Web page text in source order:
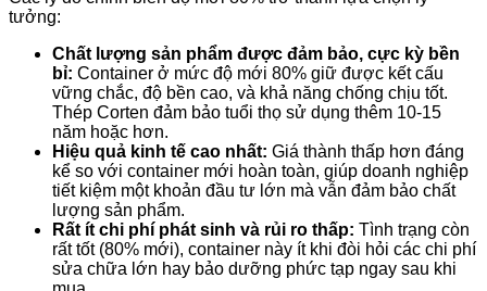
tưởng:
Chất lượng sản phẩm được đảm bảo, cực kỳ bền
bỉ: Container ở mức độ mới 80% giữ được kết cấu
vững chắc, độ bền cao, và khả năng chống chịu tốt.
Thép Corten đảm bảo tuổi thọ sử dụng thêm 10-15
năm hoặc hơn.
Hiệu quả kinh tế cao nhất: Giá thành thấp hơn đáng
kể so với container mới hoàn toàn, giúp doanh nghiệp
tiết kiệm một khoản đầu tư lớn mà vẫn đảm bảo chất
lượng sản phẩm.
Rất ít chi phí phát sinh và rủi ro thấp: Tình trạng còn
rất tốt (80% mới), container này ít khi đòi hỏi các chi phí
sửa chữa lớn hay bảo dưỡng phức tạp ngay sau khi